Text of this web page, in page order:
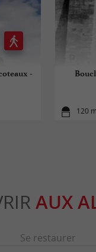
-
120
AUX
Se restaurer